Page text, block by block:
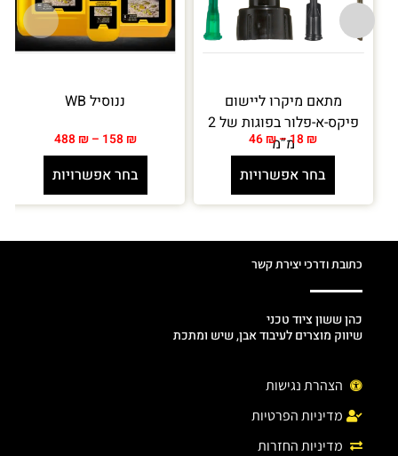
ננוסיל WB
158 ₪
–
488 ₪
בחר אפשרויות
מתאם מיקרו ליישום
פיקס-א-פלור בפוגות של 2
מ”מ18 ₪
–
46 ₪
בחר אפשרויות
כתובת ודרכי יצירת קשר
כהן ששון ציוד טכני
שיווק מוצרים לעיבוד אבן, שיש ומתכת
הצהרת נגישות
מדיניות הפרטיות
מדיניות החזרות